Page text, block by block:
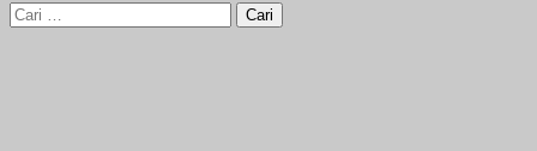
Cari
untuk: